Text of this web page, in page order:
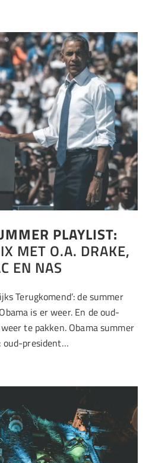
PLAYLIST:
MET O.A. DRAKE,
EN NAS
Terugkomend’: de summer
is er weer. En de oud-
te pakken. Obama summer
oud-president…